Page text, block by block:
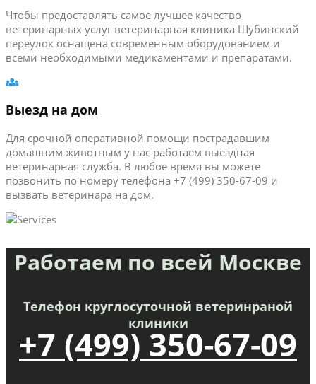
Чтобы предоставлять самое лучшее качество
ветеринарных услуг ветеринарная клиника Шубинский
переулок оснащена современным оборудованием и
всеми необходимыми медикаментами и препаратами.
Выезд на дом
Для срочной оперативной помощи пострадавшим
домашним животным у нас работаем выездная
ветеринарная служба. В любое время вы можете
позвонить по номеру телефона +7 (499) 350-67-09 и
вызвать ветеринара на дом.
Работаем по всей Москве
Телефон круглосуточной ветеринраной
клиники
+7 (499) 350-67-09